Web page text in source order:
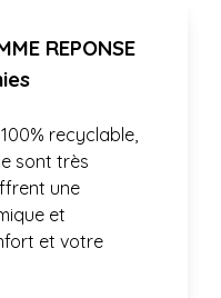
REPONSE
recyclable,
sont très
une
et
et votre